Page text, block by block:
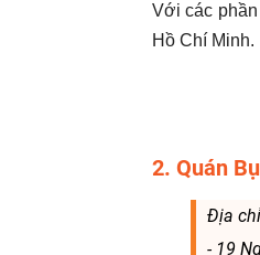
Với các
Hồ Chí Minh.
2. Quán
Địa
- 19